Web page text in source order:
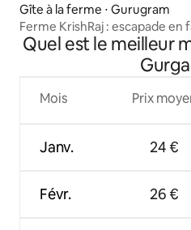
Gîte à la ferme ⋅ Gurugram
Ferme KrishRaj : escapade en
sentier Leopard
Quel est le meilleur
Mois
Janv.
Févr.
Prix
24 €
26 €